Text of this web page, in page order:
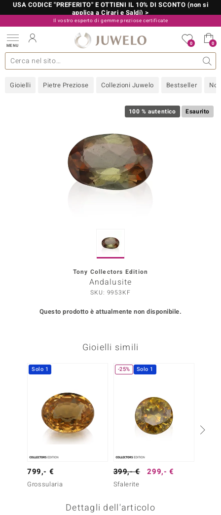
USA CODICE "PREFERITO" E OTTIENI IL 10% DI SCONTO (non si
applica a Cirari e Saldi) >
Il vostro esperto di gemme preziose certificate
800 986 787
MENU 0 0
Gioielli Pietre Preziose Collezioni Juwelo Bestseller
gioielli Design Metallo prezioso Misure anelli
più importanti Pietre preziose per colore Pietre preziose
SELECTION
Informazioni generali Approfondimenti Consigli
Acquistare in diretta Juwelo
100 % autentico Esaurito
Tony Collectors Edition
Andalusite
SKU: 9953KF
Questo prodotto è attualmente non disponibile.
Gioielli simili
Solo 1
799,- €
Grossularia
-25% Solo 1
399,- € 299,- €
Sfalerite
Dettagli dell'articolo